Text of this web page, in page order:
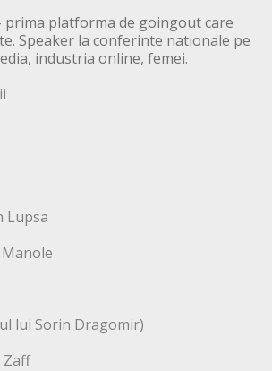
platforma de goingout care
Speaker la conferinte nationale pe
industria online, femei.
Lupsa
lui Sorin Dragomir)
Zaff